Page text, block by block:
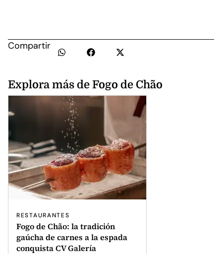
Compartir
Explora más de Fogo de Chão
RESTAURANTES
Fogo de Chão: la tradición
gaúcha de carnes a la espada
conquista CV Galería